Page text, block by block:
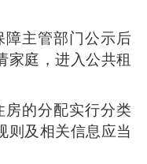
障主管部门公示后
家庭，进入公共租
房的分配实行分类
则及相关信息应当